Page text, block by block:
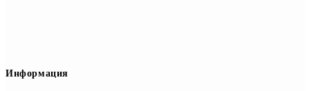
Информация